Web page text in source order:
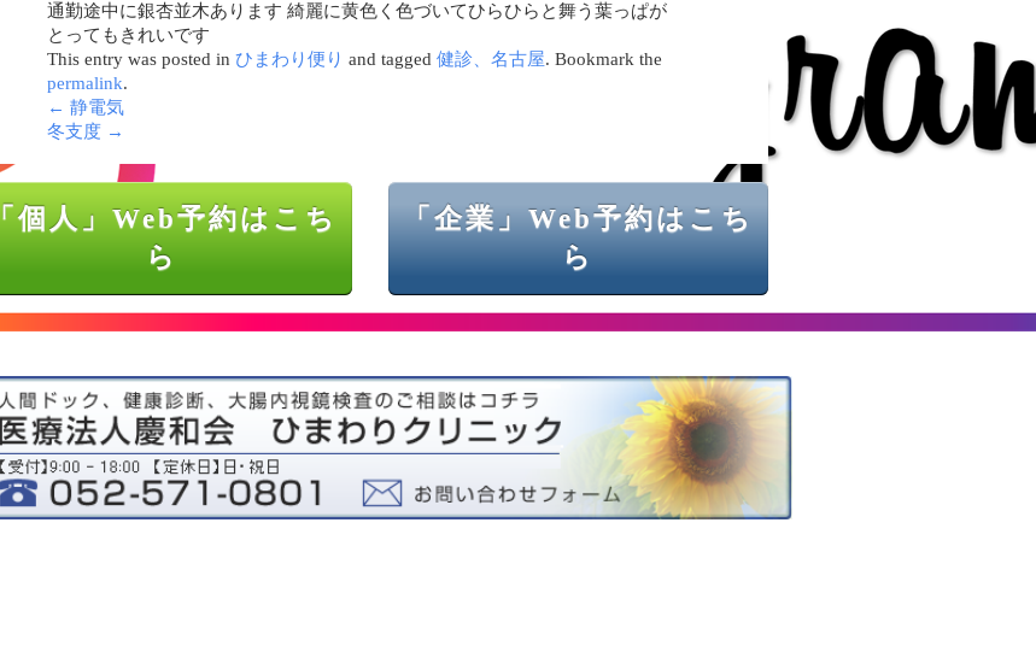
通勤途中に銀杏並木あります 綺麗に黄色く色づいてひらひらと舞う葉っぱが
とってもきれいです
This entry was posted in ひまわり便り and tagged 健診、名古屋. Bookmark the
permalink.
← 静電気
冬支度 →
「個人」Web予約はこち
ら
「企業」Web予約はこち
ら